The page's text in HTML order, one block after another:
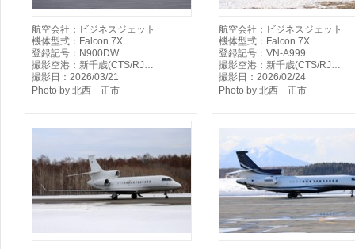
航空会社：ビジネスジェット
機体型式：Falcon 7X
登録記号：N900DW
撮影空港：新千歳(CTS/RJ…
撮影日：2026/03/21
Photo by 北西 正市
航空会社：ビジネスジェット
機体型式：Falcon 7X
登録記号：VN-A999
撮影空港：新千歳(CTS/RJ…
撮影日：2026/02/24
Photo by 北西 正市